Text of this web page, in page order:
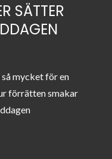
SÄTTER
mycket för en
förrätten smakar